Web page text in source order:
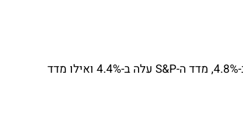
S&P
עלה ב-4.4% ואילו מדד